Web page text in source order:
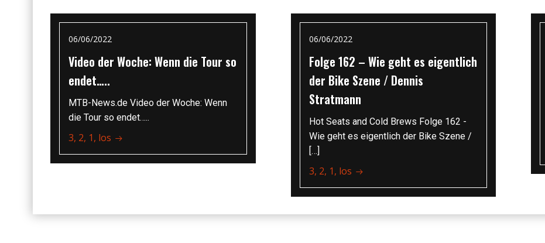
06/06/2022
Video der Woche: Wenn die Tour so
endet…..
MTB-News.de Video der Woche: Wenn
die Tour so endet…..
3, 2, 1, los
06/06/2022
Folge 162 – Wie geht es eigentlich
der Bike Szene / Dennis
Stratmann
Hot Seats and Cold Brews Folge 162 -
Wie geht es eigentlich der Bike Szene /
[…]
3, 2, 1, los